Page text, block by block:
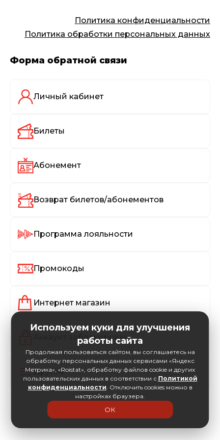
Политика конфиденциальности
Политика обработки персональных данных
Форма обратной связи
Личный кабинет
Билеты
Абонемент
Возврат билетов/абонементов
Программа лояльности
Промокоды
Интернет магазин
Аккаунт заблокирован
Другое
Используем куки для улучшения
работы сайта
Продолжая пользоваться сайтом, вы соглашаетесь на
обработку персональных данных сервисами «Яндекс
Метрика», «Roistat», обработку файлов cookie и других
пользовательских данных в соответствии с Политикой
конфиденциальности. Отключить cookies можно в
настройках браузера.
ОК